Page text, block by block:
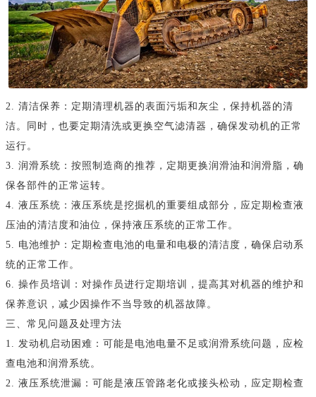
2. 清洁保养：定期清理机器的表面污垢和灰尘，保持机器的清
洁。同时，也要定期清洗或更换空气滤清器，确保发动机的正常
运行。
3. 润滑系统：按照制造商的推荐，定期更换润滑油和润滑脂，确
保各部件的正常运转。
4. 液压系统：液压系统是挖掘机的重要组成部分，应定期检查液
压油的清洁度和油位，保持液压系统的正常工作。
5. 电池维护：定期检查电池的电量和电极的清洁度，确保启动系
统的正常工作。
6. 操作员培训：对操作员进行定期培训，提高其对机器的维护和
保养意识，减少因操作不当导致的机器故障。
三、常见问题及处理方法
1. 发动机启动困难：可能是电池电量不足或润滑系统问题，应检
查电池和润滑系统。
2. 液压系统泄漏：可能是液压管路老化或接头松动，应定期检查